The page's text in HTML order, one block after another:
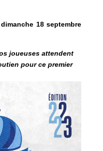
dimanche 18 septembre
joueuses attendent
pour ce premier